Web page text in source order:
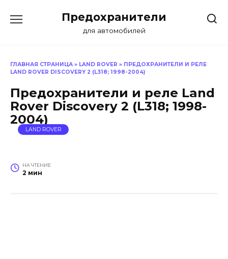
Предохранители
для автомобилей
ГЛАВНАЯ СТРАНИЦА » LAND ROVER » ПРЕДОХРАНИТЕЛИ И РЕЛЕ
LAND ROVER DISCOVERY 2 (L318; 1998-2004)
Предохранители и реле Land
Rover Discovery 2 (L318; 1998-
2004)
LAND ROVER
НА ЧТЕНИЕ
2 мин